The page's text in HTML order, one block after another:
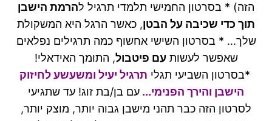
הזה) * בסרטון החמישי תלמדי תרגיל להרמת הישבן
תוך כדי שכיבה על הבטן, כאשר הרגל היא המשקולת
שלך... * בסרטון השישי אחשוף כמה תרגילים נפלאים
שאפשר לעשותעם פיטבול, התומך האידאלי!
*בסרטון השביעי תגלי תרגיל יעיל ומשעשע לחיזוק
הישבן והירך הפנימי... עם בן/בת זוג! עד שתגיעי
לסרטון הזה כבר תהני מישבן גבוה יותר, מוצק יותר,